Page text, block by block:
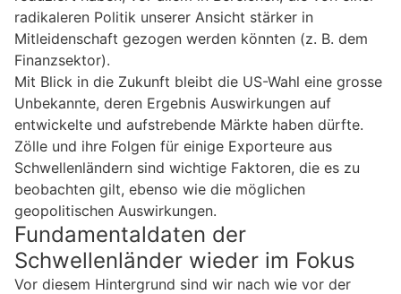
radikaleren Politik unserer Ansicht stärker in
Mitleidenschaft gezogen werden könnten (z. B. dem
Finanzsektor).
Mit Blick in die Zukunft bleibt die US-Wahl eine grosse
Unbekannte, deren Ergebnis Auswirkungen auf
entwickelte und aufstrebende Märkte haben dürfte.
Zölle und ihre Folgen für einige Exporteure aus
Schwellenländern sind wichtige Faktoren, die es zu
beobachten gilt, ebenso wie die möglichen
geopolitischen Auswirkungen.
Fundamentaldaten der
Schwellenländer wieder im Fokus
Vor diesem Hintergrund sind wir nach wie vor der